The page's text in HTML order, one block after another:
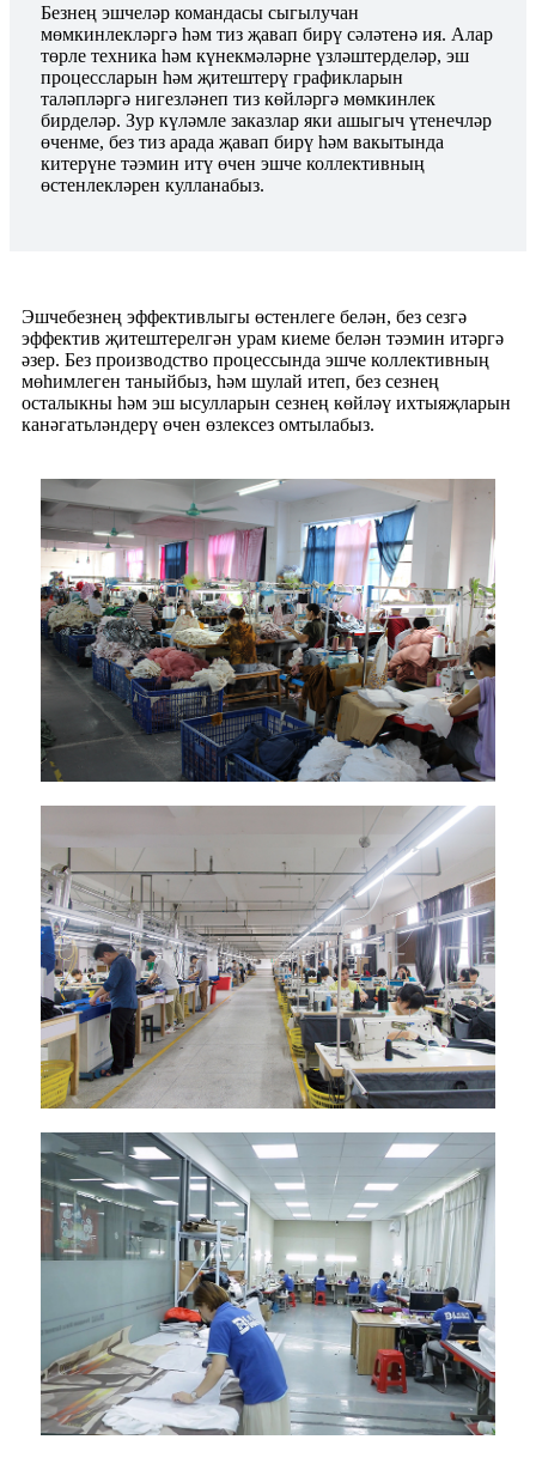
Безнең эшчеләр командасы сыгылучан
мөмкинлекләргә һәм тиз җавап бирү сәләтенә ия. Алар
төрле техника һәм күнекмәләрне үзләштерделәр, эш
процессларын һәм җитештерү графикларын
таләпләргә нигезләнеп тиз көйләргә мөмкинлек
бирделәр. Зур күләмле заказлар яки ашыгыч үтенечләр
өченме, без тиз арада җавап бирү һәм вакытында
китерүне тәэмин итү өчен эшче коллективның
өстенлекләрен кулланабыз.
Эшчебезнең эффективлыгы өстенлеге белән, без сезгә
эффектив җитештерелгән урам киеме белән тәэмин итәргә
әзер. Без производство процессында эшче коллективның
мөһимлеген таныйбыз, һәм шулай итеп, без сезнең
осталыкны һәм эш ысулларын сезнең көйләү ихтыяҗларын
канәгатьләндерү өчен өзлексез омтылабыз.